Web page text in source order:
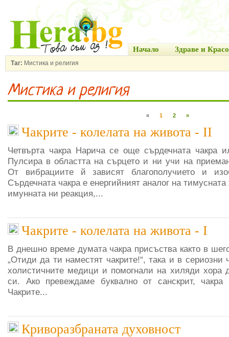
Начало Здраве и
Таг: Мистика и религия
Мистика и религия
« 1 2 »
Чакрите - колелата на живота - II
Четвърта чакра Нарича се още сърдечната чакра
Пулсира в областта на сърцето и ни учи на
От вибрациите й зависят благополучието и
Сърдечната чакра е енергийният аналог на тимусната
имунната ни реакция,...
Чакрите - колелата на живота - I
В днешно време думата чакра присъства както в
„Отиди да ти наместят чакрите!“, така и в сериозни
холистичните медици и помогнали на хиляди хора
си. Ако превеждаме буквално от санскрит, чакра
Чакрите...
Криворазбраната духовност